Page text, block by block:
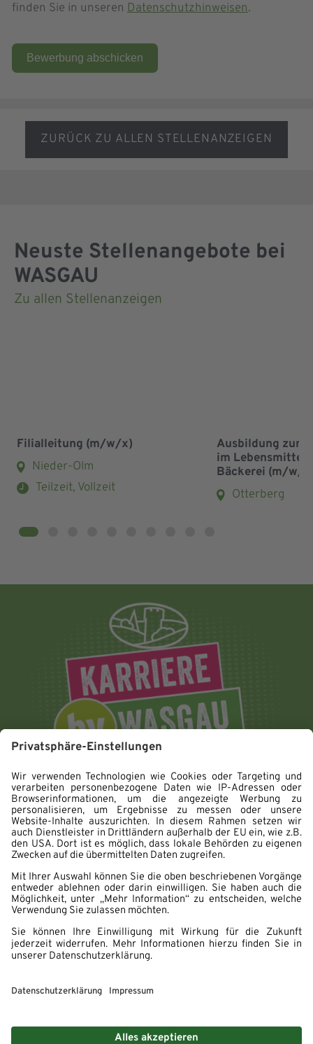
finden Sie in unseren Datenschutzhinweisen.
Bewerbung abschicken
ZURÜCK ZU ALLEN STELLENANZEIGEN
Neuste Stellenangebote bei
WASGAU
Zu allen Stellenanzeigen
Filialleitung (m/w/x)
Nieder-Olm
Teilzeit, Vollzeit
Ausbildung zum
im
Bäckerei (m/w/
Otterberg
Impressum
Datenschutz
Erklärung zur Barrierefreiheit
Cookie Einstellungen